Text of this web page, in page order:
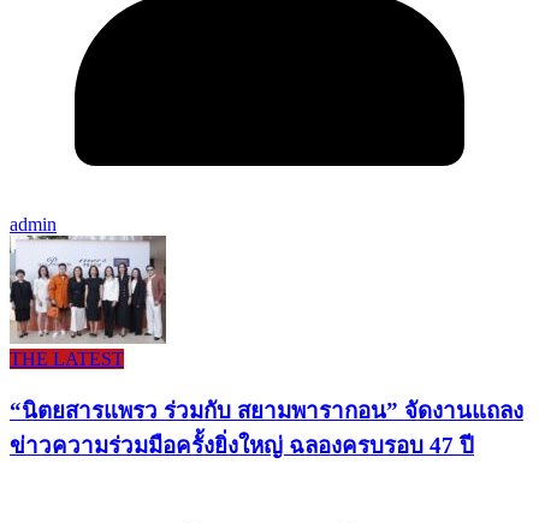
admin
THE LATEST
“นิตยสารแพรว ร่วมกับ สยามพารากอน” จัดงานแถลง
ข่าวความร่วมมือครั้งยิ่งใหญ่ ฉลองครบรอบ 47 ปี